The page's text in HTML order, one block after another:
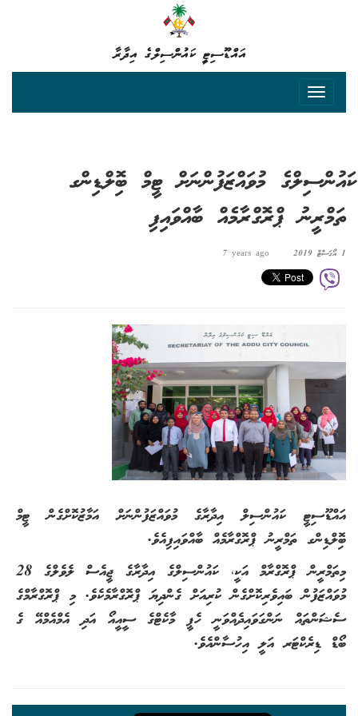
އައްޑޫސިޓީ ކައުންސިލްގެ އިދާރާ
ކައުންސިލްގެ މުވައްޒަފުންނަށް ޓީމް ބިޮލްޑިންގ
ތަމްރީނު ޕްރޮގްރާމެއް ބާއްވައިފި
1 އޯގަސްޓް 2019 7 years ago
އައްޑޫސިޓީ ކައުންސިލް އިދާރާގެ މުވައްޒަފުންނަށް އަމާޒުކޮށްގެން ޓީމް
ބިޮލްޑިންގ ތަމްރީނު ޕްރޮގްރާމެއް ބާއްވައިފިއެވެ.
މިތަމްރީން ޕްރޮގްރާމް އަކީ، ކައުންސިލްގެ އިދާރާގެ ޖީއެސް ލެވެލްގެ 28
މުވައްޒަފުން ބައިވެރިކޮށްގެން ކުރިއަށް ގެންދިޔަ ޕްރޮގްރާމެކެވެ. މި ޕްރޮގްރާމްގެ
ސެޝަންތައް ނަންގަވައިދެއްވަނީ ހެޕީ މާކެޓްގެ ސީއީއޯ އަދި އެމްއެމްއޭ ގެ
ބޯޑް ޑިރެކްޓަރ އަލީ އިހުސާންއެވެ.